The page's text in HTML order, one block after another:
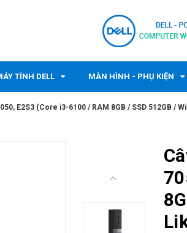
TÍNH DELL MÀN HÌNH - PHỤ KIỆN
E2S3 (Core i3-6100 / RAM 8GB / SSD 512GB /